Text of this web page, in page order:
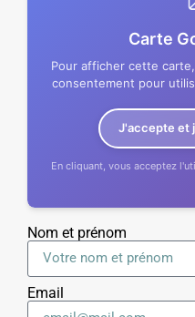
Carte
Pour afficher cette
consentement pour
J'accepte et
En cliquant, vous acceptez
Nom et prénom
Email